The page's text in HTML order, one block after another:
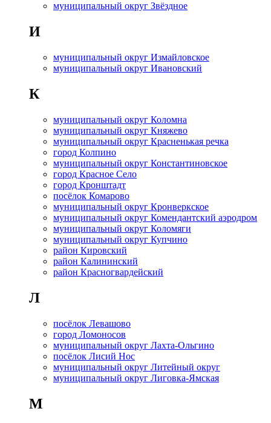
муниципальный округ Звёздное
И
муниципальный округ Измайловское
муниципальный округ Ивановский
К
муниципальный округ Коломна
муниципальный округ Княжево
муниципальный округ Красненькая речка
город Колпино
муниципальный округ Константиновское
город Красное Село
город Кронштадт
посёлок Комарово
муниципальный округ Кронверкское
муниципальный округ Комендантский аэродром
муниципальный округ Коломяги
муниципальный округ Купчино
район Кировский
район Калининский
район Красногвардейский
Л
посёлок Левашово
город Ломоносов
муниципальный округ Лахта-Ольгино
посёлок Лисий Нос
муниципальный округ Литейный округ
муниципальный округ Лиговка-Ямская
М